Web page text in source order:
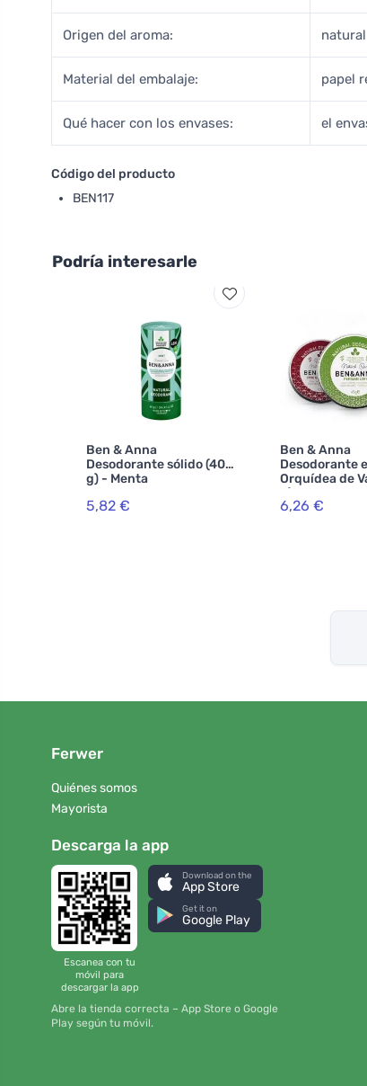
Origen del aroma: natural
Material del embalaje: papel
Qué hacer con los envases: el
Código del producto
BEN117
Podría interesarle
Ben & Anna
Desodorante sólido (40
g) - Menta
5,82 €
Ben & Anna
Desodorante
Orquídea de
g)
6,26 €
Ferwer
Quiénes somos
Mayorista
Descarga la app
Escanea con tu
móvil para
descargar la app
Download on the
App Store
Get it on
Google Play
Abre la tienda correcta – App Store o Google
Play según tu móvil.